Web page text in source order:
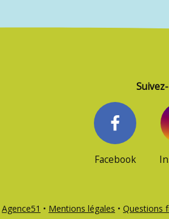
Facebook
Agence51 • Mentions légales • Questions